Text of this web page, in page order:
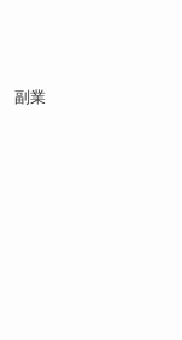
副業